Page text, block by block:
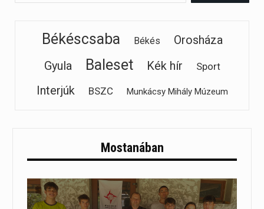
Békéscsaba Békés
Orosháza
Gyula
Baleset Kék hír Sport
Interjúk BSZC Munkácsy Mihály Múzeum
Mostanában